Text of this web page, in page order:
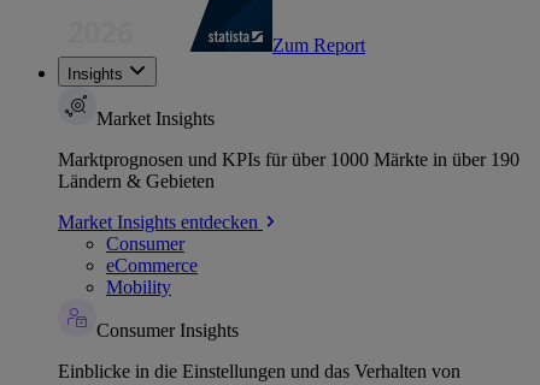
Zum Report
Insights
Market Insights
Marktprognosen und KPIs für über 1000 Märkte in über 190
Ländern & Gebieten
Market Insights entdecken
Consumer
eCommerce
Mobility
Consumer Insights
Einblicke in die Einstellungen und das Verhalten von